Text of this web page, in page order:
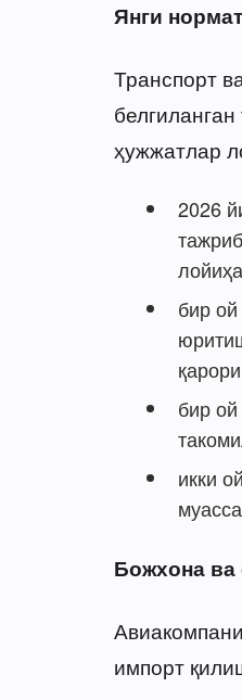
Янги
Транспорт
ҳужжатлар
2026
бир
бир
икки
Божхона ва
импорт